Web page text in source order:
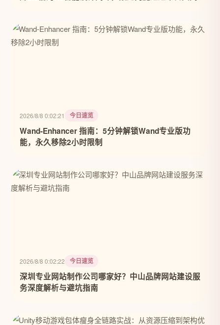
2026/8/8 0:02:21 今日速览
Wand-Enhancer 指南：5分钟解锁Wand专业版功
能，永久移除2小时限制
2026/8/8 0:02:22 今日速览
深圳专业网站制作公司哪家好？中山品牌网站建设服
务深度解析与避坑指南